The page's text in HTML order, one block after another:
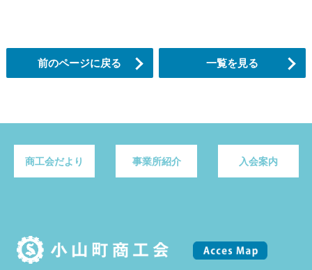
前のページに戻る 一覧を見る
商工会だより 事業所紹介 入会案内